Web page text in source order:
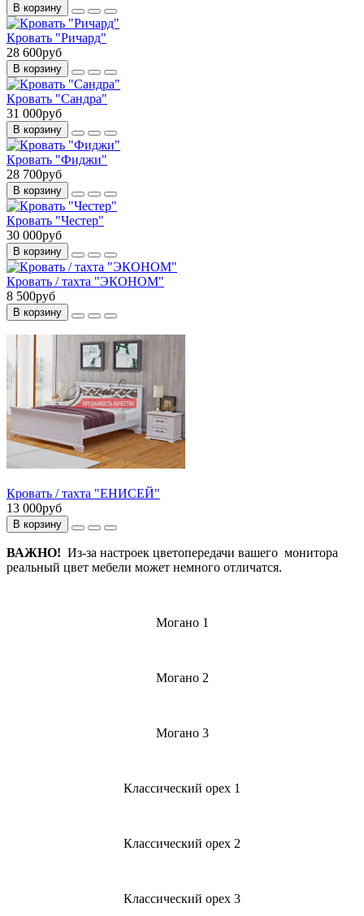
В корзину
Кровать "Ричард"
28 600руб
В корзину
Кровать "Сандра"
31 000руб
В корзину
Кровать "Фиджи"
28 700руб
В корзину
Кровать "Честер"
30 000руб
В корзину
Кровать / тахта "ЭКОНОМ"
8 500руб
В корзину
Кровать / тахта "ЕНИСЕЙ"
13 000руб
В корзину
ВАЖНО! Из-за настроек цветопередачи вашего монитора
реальный цвет мебели может немного отличатся.
Могано 1
Могано 2
Могано 3
Классический орех 1
Классический орех 2
Классический орех 3